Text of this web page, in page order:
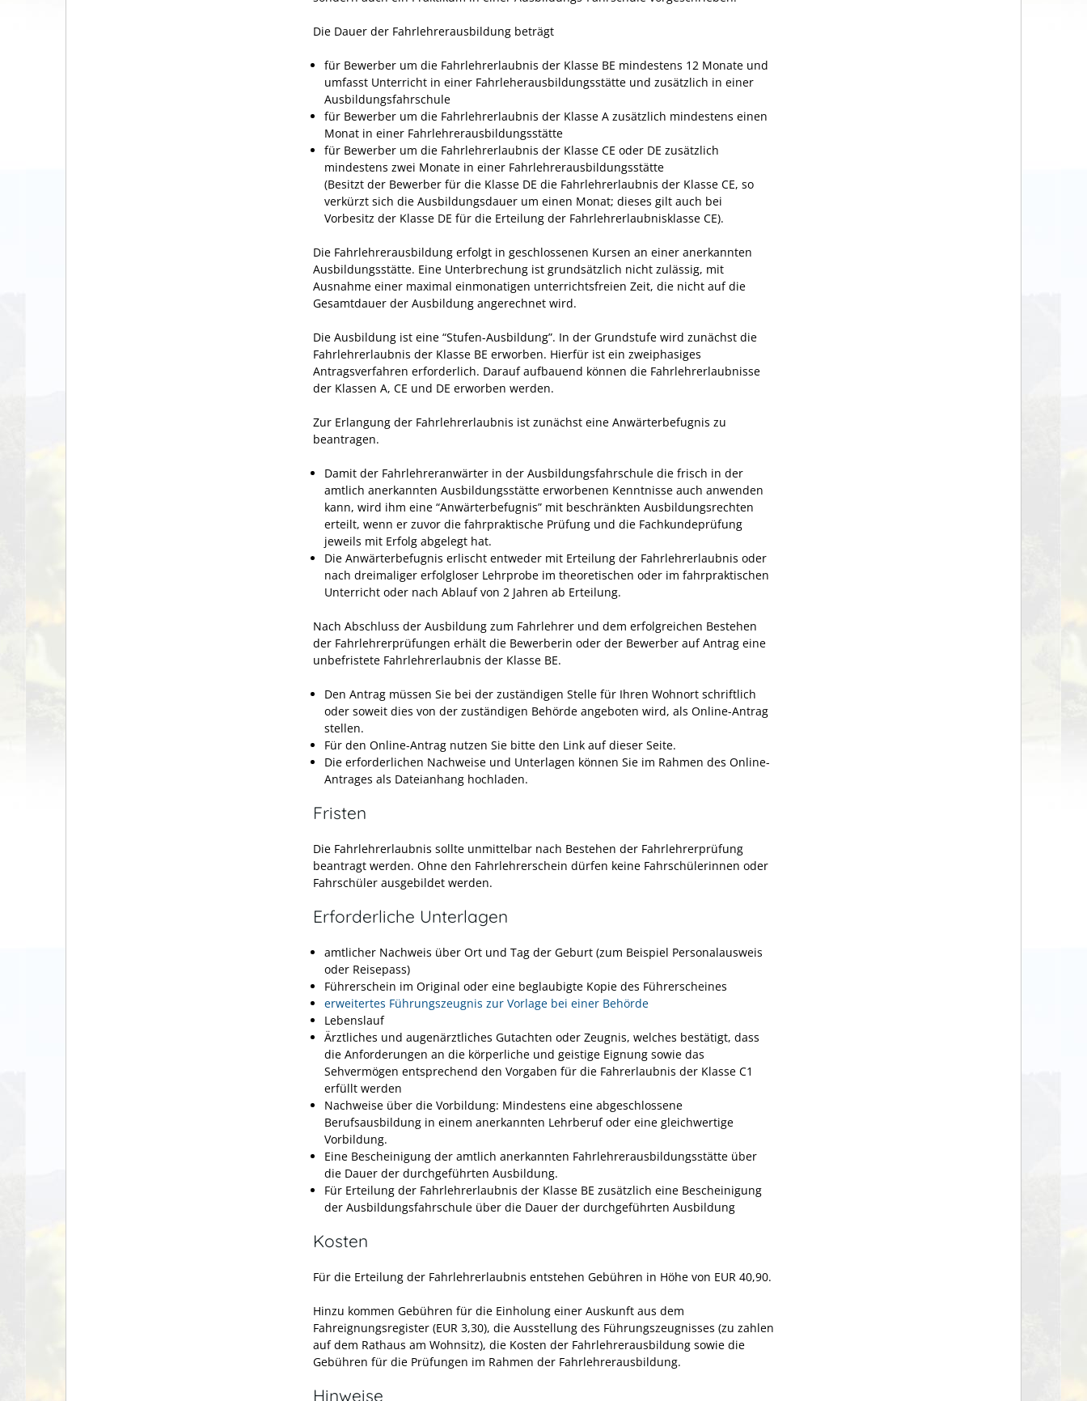
Die Dauer der Fahrlehrerausbildung beträgt
für Bewerber um die Fahrlehrerlaubnis der Klasse BE mindestens 12 Monate und
umfasst Unterricht in einer Fahrleherausbildungsstätte und zusätzlich in einer
Ausbildungsfahrschule
für Bewerber um die Fahrlehrerlaubnis der Klasse A zusätzlich mindestens einen
Monat in einer Fahrlehrerausbildungsstätte
für Bewerber um die Fahrlehrerlaubnis der Klasse CE oder DE zusätzlich
mindestens zwei Monate in einer Fahrlehrerausbildungsstätte
(Besitzt der Bewerber für die Klasse DE die Fahrlehrerlaubnis der Klasse CE, so
verkürzt sich die Ausbildungsdauer um einen Monat; dieses gilt auch bei
Vorbesitz der Klasse DE für die Erteilung der Fahrlehrerlaubnisklasse CE).
Die Fahrlehrerausbildung erfolgt in geschlossenen Kursen an einer anerkannten
Ausbildungsstätte. Eine Unterbrechung ist grundsätzlich nicht zulässig, mit
Ausnahme einer maximal einmonatigen unterrichtsfreien Zeit, die nicht auf die
Gesamtdauer der Ausbildung angerechnet wird.
Die Ausbildung ist eine “Stufen-Ausbildung”. In der Grundstufe wird zunächst die
Fahrlehrerlaubnis der Klasse BE erworben. Hierfür ist ein zweiphasiges
Antragsverfahren erforderlich. Darauf aufbauend können die Fahrlehrerlaubnisse
der Klassen A, CE und DE erworben werden.
Zur Erlangung der Fahrlehrerlaubnis ist zunächst eine Anwärterbefugnis zu
beantragen.
Damit der Fahrlehreranwärter in der Ausbildungsfahrschule die frisch in der
amtlich anerkannten Ausbildungsstätte erworbenen Kenntnisse auch anwenden
kann, wird ihm eine “Anwärterbefugnis” mit beschränkten Ausbildungsrechten
erteilt, wenn er zuvor die fahrpraktische Prüfung und die Fachkundeprüfung
jeweils mit Erfolg abgelegt hat.
Die Anwärterbefugnis erlischt entweder mit Erteilung der Fahrlehrerlaubnis oder
nach dreimaliger erfolgloser Lehrprobe im theoretischen oder im fahrpraktischen
Unterricht oder nach Ablauf von 2 Jahren ab Erteilung.
Nach Abschluss der Ausbildung zum Fahrlehrer und dem erfolgreichen Bestehen
der Fahrlehrerprüfungen erhält die Bewerberin oder der Bewerber auf Antrag eine
unbefristete Fahrlehrerlaubnis der Klasse BE.
Den Antrag müssen Sie bei der zuständigen Stelle für Ihren Wohnort schriftlich
oder soweit dies von der zuständigen Behörde angeboten wird, als Online-Antrag
stellen.
Für den Online-Antrag nutzen Sie bitte den Link auf dieser Seite.
Die erforderlichen Nachweise und Unterlagen können Sie im Rahmen des Online-
Antrages als Dateianhang hochladen.
Fristen
Die Fahrlehrerlaubnis sollte unmittelbar nach Bestehen der Fahrlehrerprüfung
beantragt werden. Ohne den Fahrlehrerschein dürfen keine Fahrschülerinnen oder
Fahrschüler ausgebildet werden.
Erforderliche Unterlagen
amtlicher Nachweis über Ort und Tag der Geburt (zum Beispiel Personalausweis
oder Reisepass)
Führerschein im Original oder eine beglaubigte Kopie des Führerscheines
erweitertes Führungszeugnis zur Vorlage bei einer Behörde
Lebenslauf
Ärztliches und augenärztliches Gutachten oder Zeugnis, welches bestätigt, dass
die Anforderungen an die körperliche und geistige Eignung sowie das
Sehvermögen entsprechend den Vorgaben für die Fahrerlaubnis der Klasse C1
erfüllt werden
Nachweise über die Vorbildung: Mindestens eine abgeschlossene
Berufsausbildung in einem anerkannten Lehrberuf oder eine gleichwertige
Vorbildung.
Eine Bescheinigung der amtlich anerkannten Fahrlehrerausbildungsstätte über
die Dauer der durchgeführten Ausbildung.
Für Erteilung der Fahrlehrerlaubnis der Klasse BE zusätzlich eine Bescheinigung
der Ausbildungsfahrschule über die Dauer der durchgeführten Ausbildung
Kosten
Für die Erteilung der Fahrlehrerlaubnis entstehen Gebühren in Höhe von EUR 40,90.
Hinzu kommen Gebühren für die Einholung einer Auskunft aus dem
Fahreignungsregister (EUR 3,30), die Ausstellung des Führungszeugnisses (zu zahlen
auf dem Rathaus am Wohnsitz), die Kosten der Fahrlehrerausbildung sowie die
Gebühren für die Prüfungen im Rahmen der Fahrlehrerausbildung.
Hinweise